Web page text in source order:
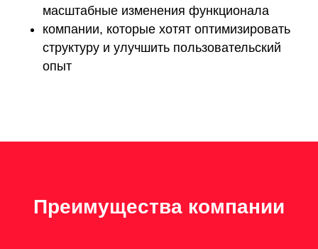
масштабные изменения функционала
компании, которые хотят оптимизировать
структуру и улучшить пользовательский
опыт
Преимущества компании